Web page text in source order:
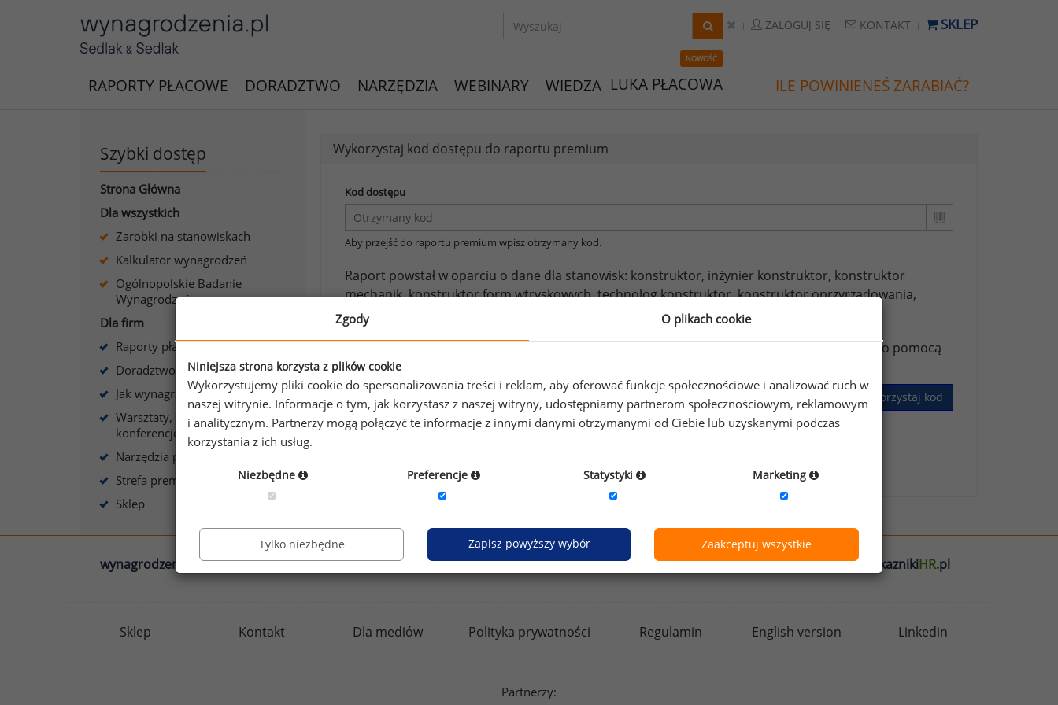
ZALOGUJ SIĘ KONTAKT SKLEP
RAPORTY PŁACOWE DORADZTWO NARZĘDZIA WEBINARY WIEDZA
NOWOŚĆ
LUKA PŁACOWA ILE POWINIENEŚ ZARABIAĆ?
Szybki dostęp
Strona Główna
Dla wszystkich
Zarobki na stanowiskach
Kalkulator wynagrodzeń
Ogólnopolskie Badanie
Wynagrodzeń
Dla firm
Raporty płacowe dla firm
Doradztwo płacowe
Jak wynagradzać?
Warsztaty, szkolenia,
konferencje
Narzędzia płacowe
Strefa premium
Sklep
Wykorzystaj kod dostępu do raportu premium
Kod dostępu
Aby przejść do raportu premium wpisz otrzymany kod.
Raport powstał w oparciu o dane dla stanowisk: konstruktor, inżynier konstruktor, konstruktor
mechanik,konstruktor form wtryskowych,technolog konstruktor,konstruktor oprzyrządowania,
konstruktor R&D,
konstruktor tłoczników, konstruktor technolog.
Jeżeli posiadasz dostęp, do pełnego raportu jednego z powyższych stanowisk możesz za jego pomocą
sprawdzić raporty dla pozostałych.
Wykorzystaj kod
wynagrodzenia.pl sedlak.pl kfw.sedlak.pl rynekpracy.pl raportyplacowe.pl badaniaHR.pl wskaznikiHR.pl
Sklep Kontakt Dla mediów Polityka prywatności Regulamin English version Linkedin
Partnerzy:
Zgody O plikach cookie
Niniejsza strona korzysta z plików cookie
Wykorzystujemy pliki cookie do spersonalizowania treści i reklam, aby oferować funkcje społecznościowe i analizować ruch w
naszej witrynie. Informacje o tym, jak korzystasz z naszej witryny, udostępniamy partnerom społecznościowym, reklamowym
i analitycznym. Partnerzy mogą połączyć te informacje z innymi danymi otrzymanymi od Ciebie lub uzyskanymi podczas
korzystania z ich usług.
Niezbędne Preferencje Statystyki Marketing
Tylko niezbędne Zapisz powyższy wybór Zaakceptuj wszystkie